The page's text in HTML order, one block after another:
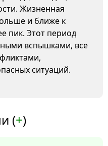
Жизненная
и ближе к
пик. Этот период
вспышками, все
ситуаций.
(+)